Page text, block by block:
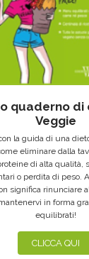
quaderno di
Veggie
la guida di una
eliminare dalla
di alta qualità,
o perdita di peso.
significa rinunciare
in forma
equilibrati!
CLICCA QUI